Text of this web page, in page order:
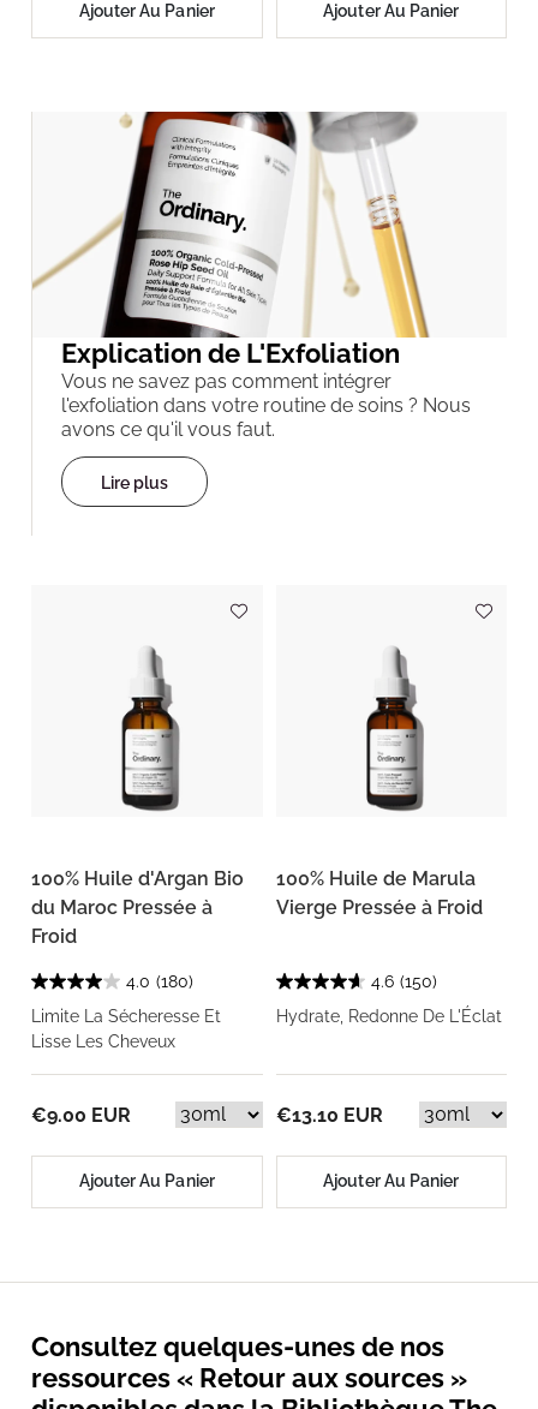
Ajouter Au Panier Ajouter Au Panier
Explication de L'Exfoliation
Vous ne savez pas comment intégrer
l'exfoliation dans votre routine de soins ? Nous
avons ce qu'il vous faut.
Lire plus
100% Huile d'Argan Bio
du Maroc Pressée à
Froid
4.0 (180)
Limite La Sécheresse Et
Lisse Les Cheveux
€9.00 EUR
Ajouter Au Panier
100% Huile de Marula
Vierge Pressée à Froid
4.6 (150)
Hydrate, Redonne De L'Éclat
€13.10 EUR
Ajouter Au Panier
Consultez quelques-unes de nos
ressources « Retour aux sources »